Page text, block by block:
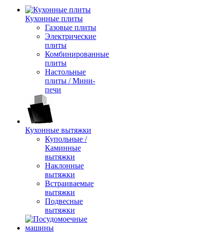
Кухонные плиты
Газовые плиты
Электрические
плиты
Комбинированные
плиты
Настольные
плиты / Мини-
печи
Кухонные вытяжки
Купольные /
Каминные
вытяжки
Наклонные
вытяжки
Встраиваемые
вытяжки
Подвесные
вытяжки